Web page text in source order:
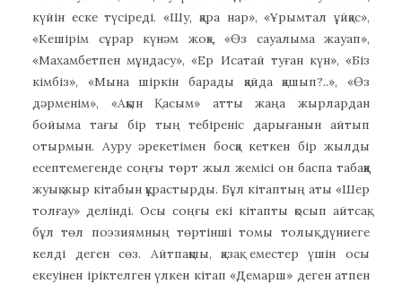
күйін еске түсіреді. «Шу, қара нар», «Ұрымтал ұйқас»,
«Кешірім сұрар күнәм жоқ», «Өз сауалыма жауап»,
«Махамбетпен мұндасу», «Ер Исатай туған күн», «Біз
кімбіз», «Мына шіркін барады қайда қашып?..», «Өз
дәрменім», «Ақын Қасым» атты жаңа жырлардан
бойыма тағы бір тың тебіреніс дарығанын айтып
отырмын. Ауру әрекетімен босқа кеткен бір жылды
есептемегенде соңғы төрт жыл жемісі он баспа табаққа
жуық жыр кітабын құрастырды. Бұл кітаптың аты «Шер
толғау» делінді. Осы соңғы екі кітапты қосып айтсақ,
бұл төл поэзиямның төртінші томы толық дүниеге
келді деген сөз. Айтпақшы, қазақ еместер үшін осы
екеуінен іріктелген үлкен кітап «Демарш» деген атпен